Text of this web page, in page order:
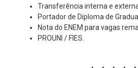
Transferência interna e
Portador de Diploma de
Nota do ENEM para vagas
PROUNI / FIES.